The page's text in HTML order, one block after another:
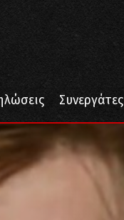
Συνεργάτες